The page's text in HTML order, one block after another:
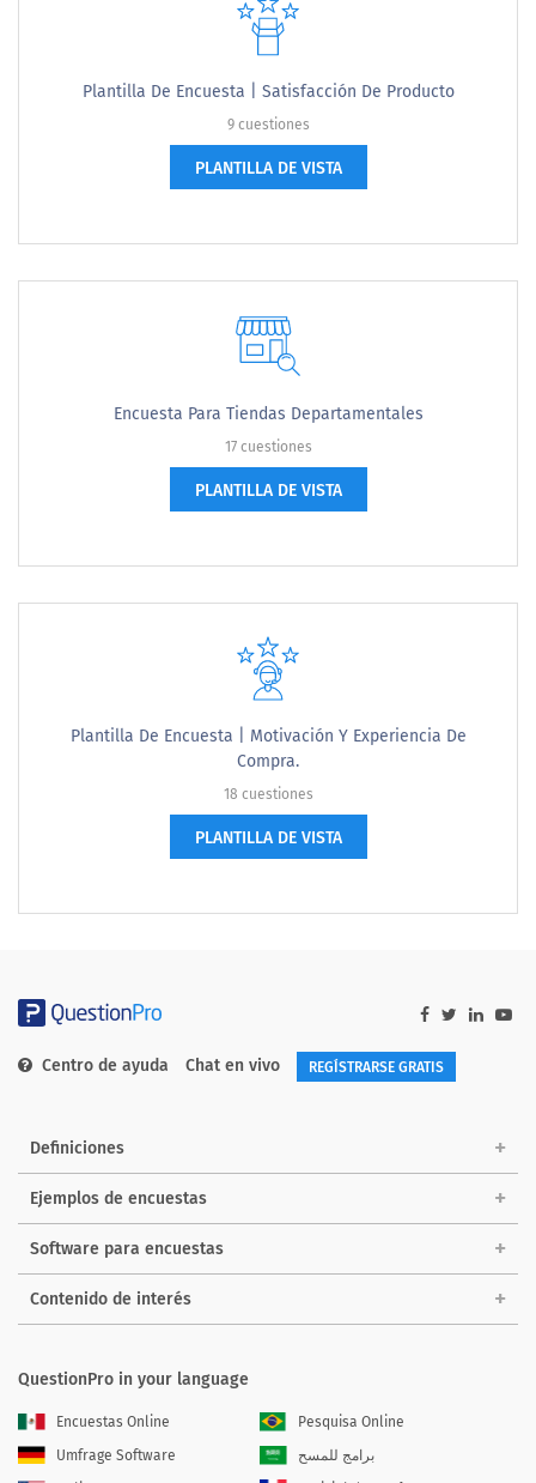
Plantilla De Encuesta | Satisfacción De Producto
9 cuestiones
PLANTILLA DE VISTA
Encuesta Para Tiendas Departamentales
17 cuestiones
PLANTILLA DE VISTA
Plantilla De Encuesta | Motivación Y Experiencia De
Compra.
18 cuestiones
PLANTILLA DE VISTA
Centro de ayuda Chat en vivo REGÍSTRARSE GRATIS
Definiciones
Ejemplos de encuestas
Software para encuestas
Contenido de interés
QuestionPro in your language
Encuestas Online
Pesquisa Online
Umfrage Software
برامج للمسح